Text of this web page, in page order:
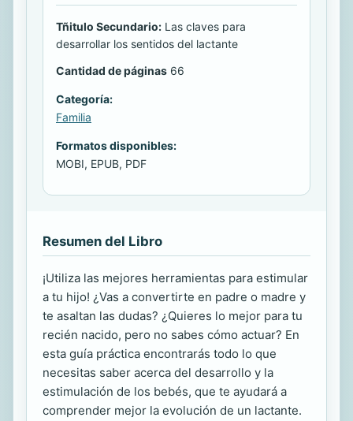
Tñitulo Secundario: Las claves para
desarrollar los sentidos del lactante
Cantidad de páginas 66
Categoría:
Familia
Formatos disponibles:
MOBI, EPUB, PDF
Resumen del Libro
¡Utiliza las mejores herramientas para estimular
a tu hijo! ¿Vas a convertirte en padre o madre y
te asaltan las dudas? ¿Quieres lo mejor para tu
recién nacido, pero no sabes cómo actuar? En
esta guía práctica encontrarás todo lo que
necesitas saber acerca del desarrollo y la
estimulación de los bebés, que te ayudará a
comprender mejor la evolución de un lactante.